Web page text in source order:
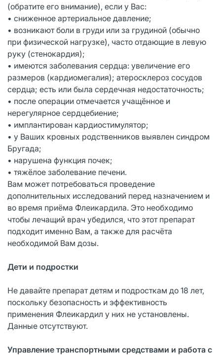
(обратите его внимание), если у Вас:
• сниженное артериальное давление;
• возникают боли в груди или за грудиной (обычно
при физической нагрузке), часто отдающие в левую
руку (стенокардия);
• имеются заболевания сердца: увеличение его
размеров (кардиомегалия); атеросклероз сосудов
сердца; есть или была сердечная недостаточность;
• после операции отмечается учащённое и
нерегулярное сердцебиение;
• имплантирован кардиостимулятор;
• у Ваших кровных родственников выявлен синдром
Бругада;
• нарушена функция почек;
• тяжёлое заболевание печени.
Вам может потребоваться проведение
дополнительных исследований перед назначением и
во время приёма Флеикардила. Это необходимо
чтобы лечащий врач убедился, что этот препарат
подходит именно Вам, а также для расчёта
необходимой Вам дозы.
Дети и подростки
Не давайте препарат детям и подросткам до 18 лет,
поскольку безопасность и эффективность
применения Флеикардил у них не установлены.
Данные отсутствуют.
Управление транспортными средствами и работа с